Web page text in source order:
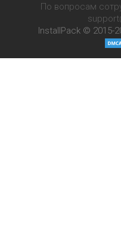
По вопросам
InstallPack © 2015-